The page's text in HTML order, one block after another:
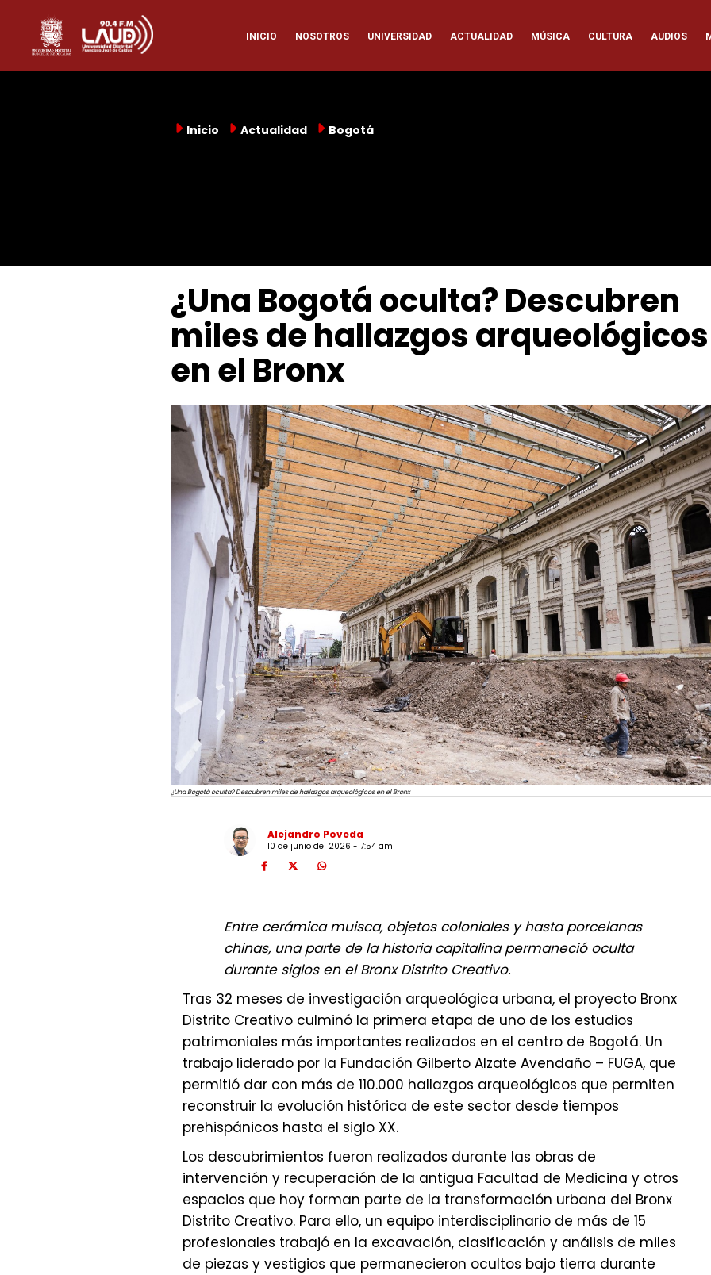
contenido
principal
Navegación
principal
INICIO NOSOTROS UNIVERSIDAD ACTUALIDAD MÚSICA CULTURA AUDIOS
Inicio Actualidad Bogotá
¿Una Bogotá oculta? Descubren
miles de hallazgos arqueológicos
en el Bronx
¿Una Bogotá oculta? Descubren miles de hallazgos arqueológicos en el Bronx
Alejandro Poveda
10 de junio del 2026 - 7:54 am
Entre cerámica muisca, objetos coloniales y hasta porcelanas
chinas, una parte de la historia capitalina permaneció oculta
durante siglos en el Bronx Distrito Creativo.
Tras 32 meses de investigación arqueológica urbana, el proyecto Bronx
Distrito Creativo culminó la primera etapa de uno de los estudios
patrimoniales más importantes realizados en el centro de Bogotá. Un
trabajo liderado por la Fundación Gilberto Alzate Avendaño – FUGA, que
permitió dar con más de 110.000 hallazgos arqueológicos que permiten
reconstruir la evolución histórica de este sector desde tiempos
prehispánicos hasta el siglo XX.
Los descubrimientos fueron realizados durante las obras de
intervención y recuperación de la antigua Facultad de Medicina y otros
espacios que hoy forman parte de la transformación urbana del Bronx
Distrito Creativo. Para ello, un equipo interdisciplinario de más de 15
profesionales trabajó en la excavación, clasificación y análisis de miles
de piezas y vestigios que permanecieron ocultos bajo tierra durante